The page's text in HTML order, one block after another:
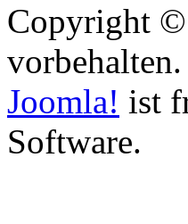
Copyright ©
vorbehalten.
Joomla! ist
Software.